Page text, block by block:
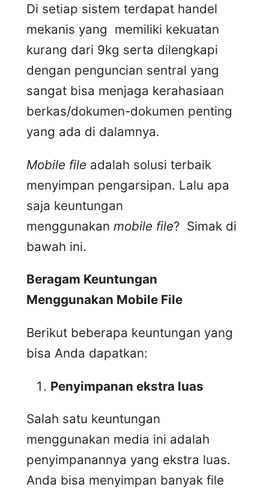
Di setiap sistem terdapat handel
mekanis yang memiliki kekuatan
kurang dari 9kg serta dilengkapi
dengan penguncian sentral yang
sangat bisa menjaga kerahasiaan
berkas/dokumen-dokumen penting
yang ada di dalamnya.
Mobile file adalah solusi terbaik
menyimpan pengarsipan. Lalu apa
saja keuntungan
menggunakan mobile file? Simak di
bawah ini.
Beragam Keuntungan
Menggunakan Mobile File
Berikut beberapa keuntungan yang
bisa Anda dapatkan:
Penyimpanan ekstra luas
Salah satu keuntungan
menggunakan media ini adalah
penyimpanannya yang ekstra luas.
Anda bisa menyimpan banyak file